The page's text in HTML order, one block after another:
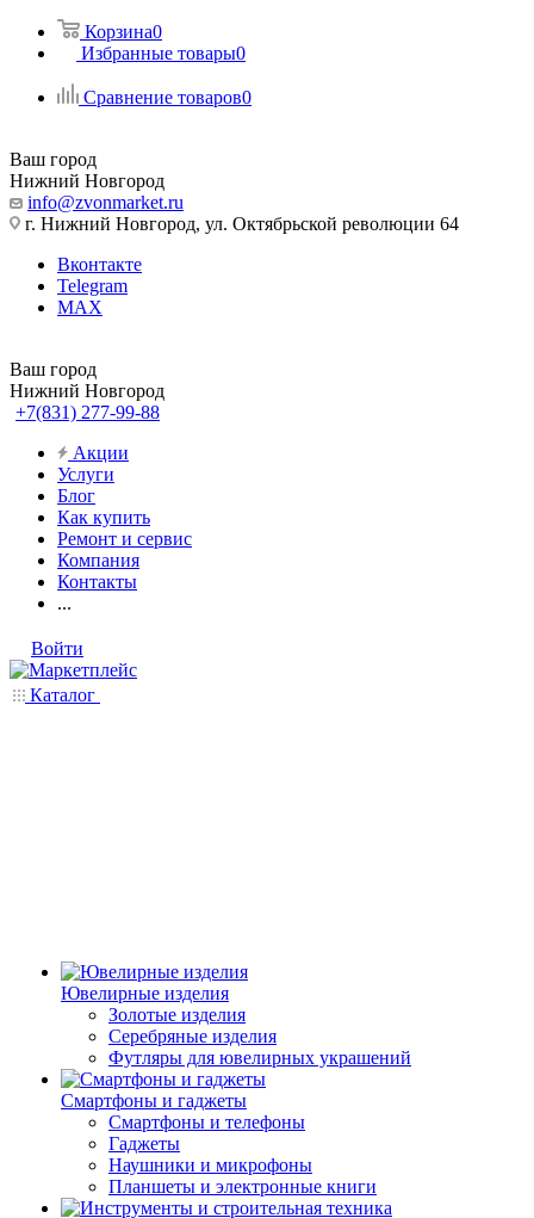
Корзина0
Избранные товары0
Сравнение товаров0
Ваш город
Нижний Новгород
info@zvonmarket.ru
г. Нижний Новгород, ул. Октябрьской революции 64
Вконтакте
Telegram
MAX
Ваш город
Нижний Новгород
+7(831) 277-99-88
Акции
Услуги
Блог
Как купить
Ремонт и сервис
Компания
Контакты
...
Войти
Каталог
Ювелирные изделия
Золотые изделия
Серебряные изделия
Футляры для ювелирных украшений
Смартфоны и гаджеты
Смартфоны и телефоны
Гаджеты
Наушники и микрофоны
Планшеты и электронные книги